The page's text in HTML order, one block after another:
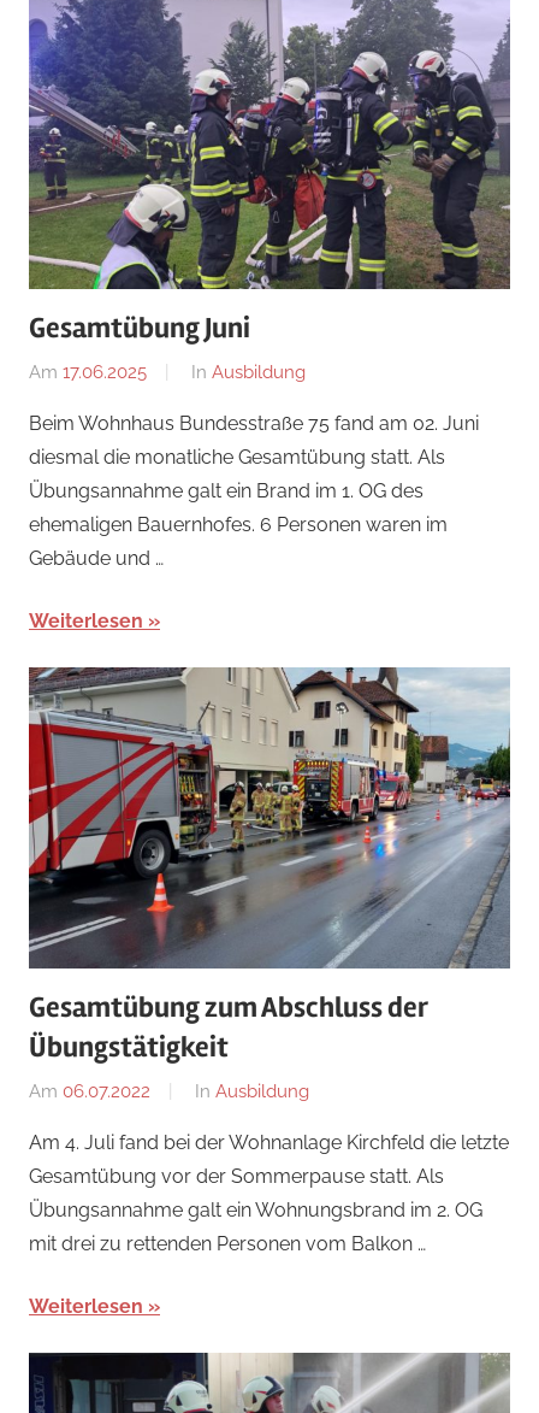
Gesamtübung Juni
Am 17.06.2025
Von
Perl
In Ausbildung
Beim Wohnhaus Bundesstraße 75 fand am 02. Juni
diesmal die monatliche Gesamtübung statt. Als
Übungsannahme galt ein Brand im 1. OG des
ehemaligen Bauernhofes. 6 Personen waren im
Gebäude und …
Weiterlesen
Gesamtübung zum Abschluss der
Übungstätigkeit
Am 06.07.2022
Von
Steiner
In Ausbildung
Am 4. Juli fand bei der Wohnanlage Kirchfeld die letzte
Gesamtübung vor der Sommerpause statt. Als
Übungsannahme galt ein Wohnungsbrand im 2. OG
mit drei zu rettenden Personen vom Balkon …
Weiterlesen